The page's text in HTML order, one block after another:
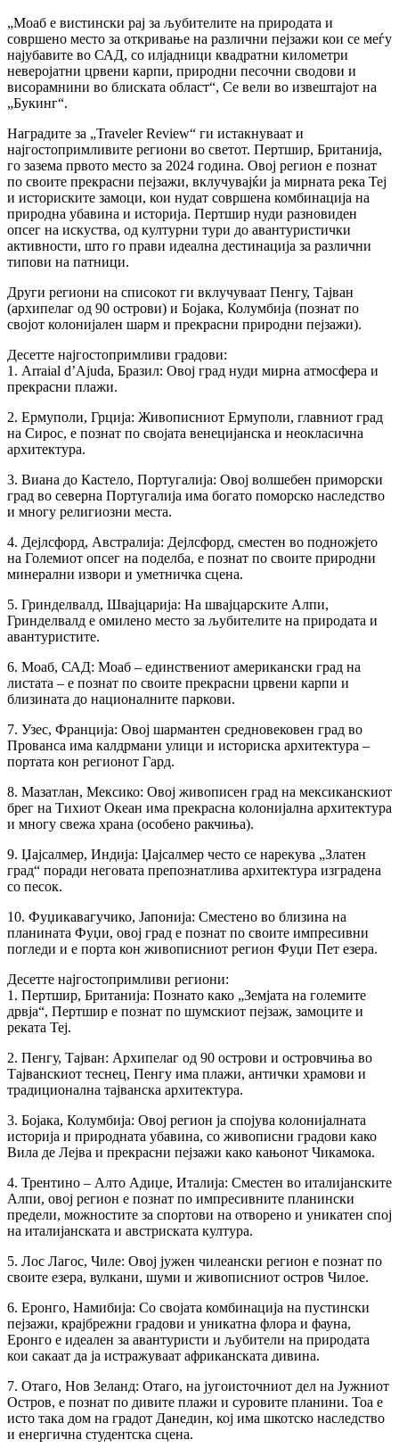
„Моаб е вистински рај за љубителите на природата и
совршено место за откривање на различни пејзажи кои се меѓу
најубавите во САД, со илјадници квадратни километри
неверојатни црвени карпи, природни песочни сводови и
висорамнини во блиската област“, Се вели во извештајот на
„Букинг“.
Наградите за „Traveler Review“ ги истакнуваат и
најгостопримливите региони во светот. Пертшир, Британија,
го зазема првото место за 2024 година. Овој регион е познат
по своите прекрасни пејзажи, вклучувајќи ја мирната река Теј
и историските замоци, кои нудат совршена комбинација на
природна убавина и историја. Пертшир нуди разновиден
опсег на искуства, од културни тури до авантуристички
активности, што го прави идеална дестинација за различни
типови на патници.
Други региони на списокот ги вклучуваат Пенгу, Тајван
(архипелаг од 90 острови) и Бојака, Колумбија (познат по
својот колонијален шарм и прекрасни природни пејзажи).
Десетте најгостопримливи градови:
1. Arraial d’Ajuda, Бразил: Овој град нуди мирна атмосфера и
прекрасни плажи.
2. Ермуполи, Грција: Живописниот Ермуполи, главниот град
на Сирос, е познат по својата венецијанска и неокласична
архитектура.
3. Виана до Кастело, Португалија: Овој волшебен приморски
град во северна Португалија има богато поморско наследство
и многу религиозни места.
4. Дејлсфорд, Австралија: Дејлсфорд, сместен во подножјето
на Големиот опсег на поделба, е познат по своите природни
минерални извори и уметничка сцена.
5. Гринделвалд, Швајцарија: На швајцарските Алпи,
Гринделвалд е омилено место за љубителите на природата и
авантуристите.
6. Моаб, САД: Моаб – единствениот американски град на
листата – е познат по своите прекрасни црвени карпи и
близината до националните паркови.
7. Узес, Франција: Овој шармантен средновековен град во
Прованса има калдрмани улици и историска архитектура –
портата кон регионот Гард.
8. Мазатлан, Мексико: Овој живописен град на мексиканскиот
брег на Тихиот Океан има прекрасна колонијална архитектура
и многу свежа храна (особено ракчиња).
9. Џајсалмер, Индија: Џајсалмер често се нарекува „Златен
град“ поради неговата препознатлива архитектура изградена
со песок.
10. Фуџикавагучико, Јапонија: Сместено во близина на
планината Фуџи, овој град е познат по своите импресивни
погледи и е порта кон живописниот регион Фуџи Пет езера.
Десетте најгостопримливи региони:
1. Пертшир, Британија: Познато како „Земјата на големите
дрвја“, Пертшир е познат по шумскиот пејзаж, замоците и
реката Теј.
2. Пенгу, Тајван: Архипелаг од 90 острови и островчиња во
Тајванскиот теснец, Пенгу има плажи, антички храмови и
традиционална тајванска архитектура.
3. Бојака, Колумбија: Овој регион ја спојува колонијалната
историја и природната убавина, со живописни градови како
Вила де Лејва и прекрасни пејзажи како кањонот Чикамока.
4. Трентино – Алто Адиџе, Италија: Сместен во италијанските
Алпи, овој регион е познат по импресивните планински
предели, можностите за спортови на отворено и уникатен спој
на италијанската и австриската култура.
5. Лос Лагос, Чиле: Овој јужен чилеански регион е познат по
своите езера, вулкани, шуми и живописниот остров Чилое.
6. Еронго, Намибија: Со својата комбинација на пустински
пејзажи, крајбрежни градови и уникатна флора и фауна,
Еронго е идеален за авантуристи и љубители на природата
кои сакаат да ја истражуваат африканската дивина.
7. Отаго, Нов Зеланд: Отаго, на југоисточниот дел на Јужниот
Остров, е познат по дивите плажи и суровите планини. Тоа е
исто така дом на градот Данедин, кој има шкотско наследство
и енергична студентска сцена.